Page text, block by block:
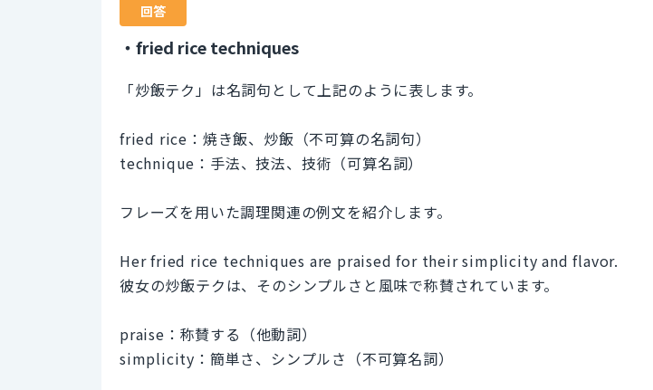
回答
・fried rice techniques
「炒飯テク」は名詞句として上記のように表します。
fried rice：焼き飯、炒飯（不可算の名詞句）
technique：手法、技法、技術（可算名詞）
フレーズを用いた調理関連の例文を紹介します。
Her fried rice techniques are praised for their simplicity and flavor.
彼女の炒飯テクは、そのシンプルさと風味で称賛されています。
praise：称賛する（他動詞）
simplicity：簡単さ、シンプルさ（不可算名詞）